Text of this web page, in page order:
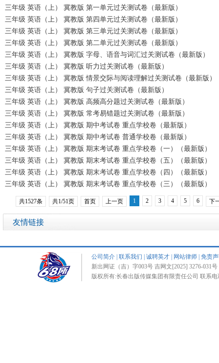
三年级 英语（上） 冀教版 第一单元过关测试卷（最新版）
三年级 英语（上） 冀教版 第四单元过关测试卷（最新版）
三年级 英语（上） 冀教版 第三单元过关测试卷（最新版）
三年级 英语（上） 冀教版 第二单元过关测试卷（最新版）
三年级 英语（上） 冀教版 字母、语音与词汇过关测试卷（最新版）
三年级 英语（上） 冀教版 听力过关测试卷（最新版）
三年级 英语（上） 冀教版 情景交际与阅读理解过关测试卷（最新版）
三年级 英语（上） 冀教版 句子过关测试卷（最新版）
三年级 英语（上） 冀教版 高频高分题过关测试卷（最新版）
三年级 英语（上） 冀教版 常考易错题过关测试卷（最新版）
三年级 英语（上） 冀教版 期中考试卷 重点学校卷（最新版）
三年级 英语（上） 冀教版 期中考试卷 普通学校卷（最新版）
三年级 英语（上） 冀教版 期末考试卷 重点学校卷（一）（最新版）
三年级 英语（上） 冀教版 期末考试卷 重点学校卷（五）（最新版）
三年级 英语（上） 冀教版 期末考试卷 重点学校卷（四）（最新版）
三年级 英语（上） 冀教版 期末考试卷 重点学校卷（三）（最新版）
共1527条 共1/51页 首页 上一页 1 2 3 4 5 6 下
友情链接
公司简介 联系我们 诚聘英才 网站律师 免责
新出网证（吉）字003号 吉网文[2025] 3276-031
版权所有:长春出版传媒集团有限责任公司 联系电